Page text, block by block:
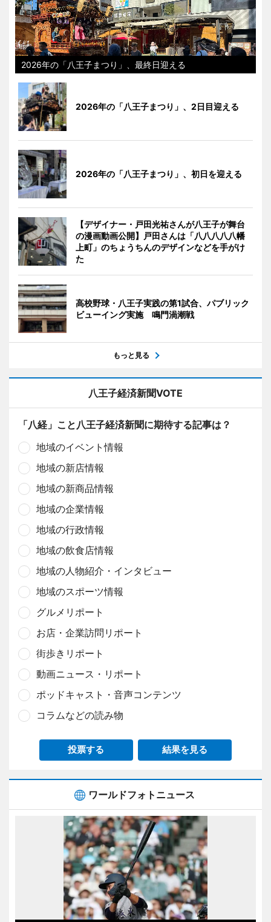
2026年の「八王子まつり」、最終日迎える
2026年の「八王子まつり」、2日目迎える
2026年の「八王子まつり」、初日を迎える
【デザイナー・戸田光祐さんが八王子が舞台
の漫画動画公開】戸田さんは「八八八八八幡
上町」のちょうちんのデザインなどを手がけ
た
高校野球・八王子実践の第1試合、パブリック
ビューイング実施 鳴門渦潮戦
もっと見る
八王子経済新聞VOTE
「八経」こと八王子経済新聞に期待する記事は？
地域のイベント情報
地域の新店情報
地域の新商品情報
地域の企業情報
地域の行政情報
地域の飲食店情報
地域の人物紹介・インタビュー
地域のスポーツ情報
グルメリポート
お店・企業訪問リポート
街歩きリポート
動画ニュース・リポート
ポッドキャスト・音声コンテンツ
コラムなどの読み物
投票する 結果を見る
ワールドフォトニュース